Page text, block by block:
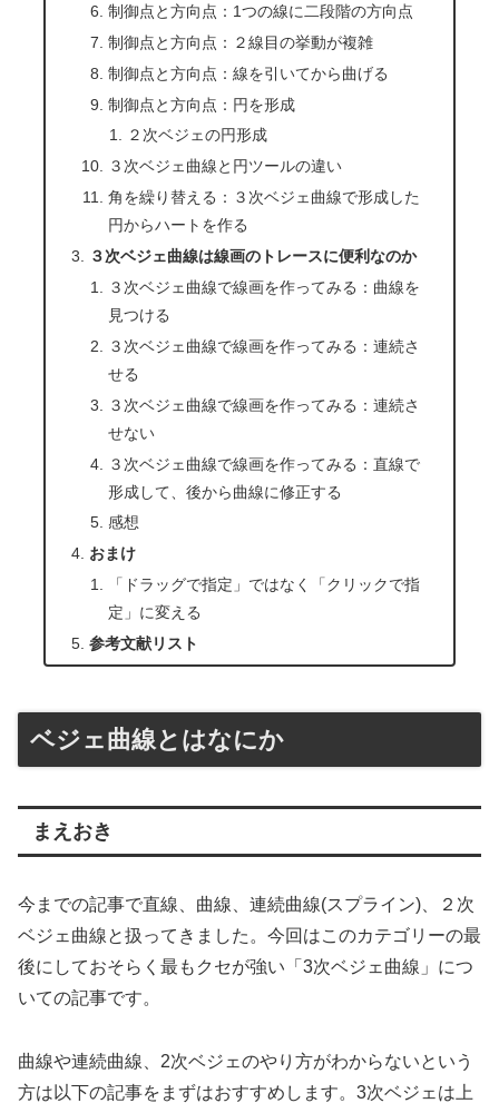
制御点と方向点：1つの線に二段階の方向点
制御点と方向点：２線目の挙動が複雑
制御点と方向点：線を引いてから曲げる
制御点と方向点：円を形成
２次ベジェの円形成
３次ベジェ曲線と円ツールの違い
角を繰り替える：３次ベジェ曲線で形成した
円からハートを作る
３次ベジェ曲線は線画のトレースに便利なのか
３次ベジェ曲線で線画を作ってみる：曲線を
見つける
３次ベジェ曲線で線画を作ってみる：連続さ
せる
３次ベジェ曲線で線画を作ってみる：連続さ
せない
３次ベジェ曲線で線画を作ってみる：直線で
形成して、後から曲線に修正する
感想
おまけ
「ドラッグで指定」ではなく「クリックで指
定」に変える
参考文献リスト
ベジェ曲線とはなにか
まえおき
今までの記事で直線、曲線、連続曲線(スプライン)、２次
ベジェ曲線と扱ってきました。今回はこのカテゴリーの最
後にしておそらく最もクセが強い「3次ベジェ曲線」につ
いての記事です。
曲線や連続曲線、2次ベジェのやり方がわからないという
方は以下の記事をまずはおすすめします。3次ベジェは上